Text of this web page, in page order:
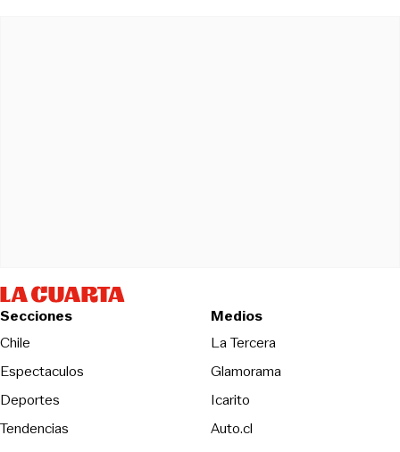
Secciones
Chile
Espectaculos
Deportes
Tendencias
Medios
La TerceraOpens in new
Glamorama
Icarito
Auto.cl